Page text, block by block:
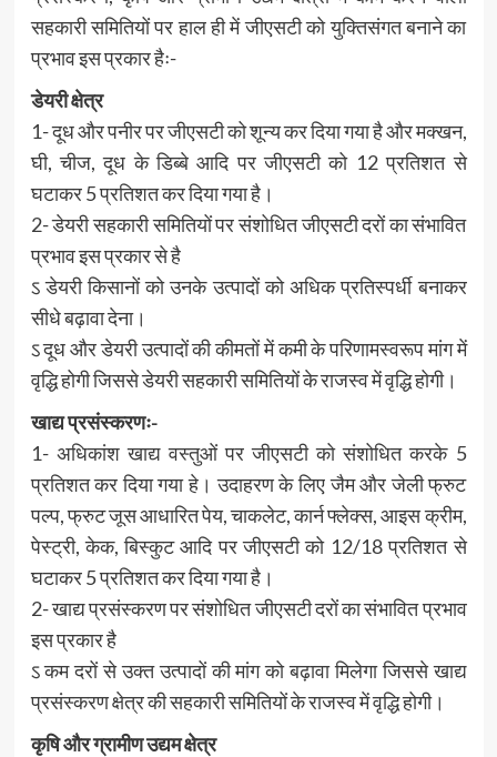
सहकारी समितियों पर हाल ही में जीएसटी को युक्तिसंगत बनाने का
प्रभाव इस प्रकार हैः-
डेयरी क्षेत्र
1- दूध और पनीर पर जीएसटी को शून्य कर दिया गया है और मक्खन,
घी, चीज, दूध के डिब्बे आदि पर जीएसटी को 12 प्रतिशत से
घटाकर 5 प्रतिशत कर दिया गया है।
2- डेयरी सहकारी समितियों पर संशोधित जीएसटी दरों का संभावित
प्रभाव इस प्रकार से है
ऽ डेयरी किसानों को उनके उत्पादों को अधिक प्रतिस्पर्धी बनाकर
सीधे बढ़ावा देना।
ऽ दूध और डेयरी उत्पादों की कीमतों में कमी के परिणामस्वरूप मांग में
वृद्धि होगी जिससे डेयरी सहकारी समितियों के राजस्व में वृद्धि होगी।
खाद्य प्रसंस्करणः-
1- अधिकांश खाद्य वस्तुओं पर जीएसटी को संशोधित करके 5
प्रतिशत कर दिया गया हे। उदाहरण के लिए जैम और जेली फ्रुट
पल्प, फ्रुट जूस आधारित पेय, चाकलेट, कार्न फ्लेक्स, आइस क्रीम,
पेस्ट्री, केक, बिस्कुट आदि पर जीएसटी को 12/18 प्रतिशत से
घटाकर 5 प्रतिशत कर दिया गया है।
2- खाद्य प्रसंस्करण पर संशोधित जीएसटी दरों का संभावित प्रभाव
इस प्रकार है
ऽ कम दरों से उक्त उत्पादों की मांग को बढ़ावा मिलेगा जिससे खाद्य
प्रसंस्करण क्षेत्र की सहकारी समितियों के राजस्व में वृद्धि होगी।
कृषि और ग्रामीण उद्यम क्षेत्र